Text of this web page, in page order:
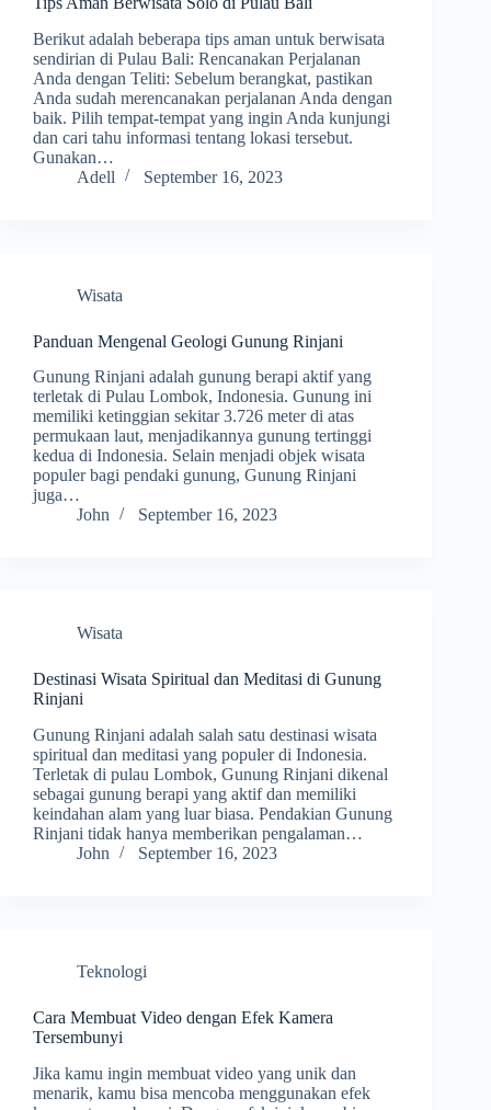
Berikut adalah beberapa tips aman untuk berwisata
sendirian di Pulau Bali: Rencanakan Perjalanan
Anda dengan Teliti: Sebelum berangkat, pastikan
Anda sudah merencanakan perjalanan Anda dengan
baik. Pilih tempat-tempat yang ingin Anda kunjungi
dan cari tahu informasi tentang lokasi tersebut.
Gunakan…
Adell
September 16, 2023
Wisata
Panduan Mengenal Geologi Gunung Rinjani
Gunung Rinjani adalah gunung berapi aktif yang
terletak di Pulau Lombok, Indonesia. Gunung ini
memiliki ketinggian sekitar 3.726 meter di atas
permukaan laut, menjadikannya gunung tertinggi
kedua di Indonesia. Selain menjadi objek wisata
populer bagi pendaki gunung, Gunung Rinjani
juga…
John
September 16, 2023
Wisata
Destinasi Wisata Spiritual dan Meditasi di Gunung
Rinjani
Gunung Rinjani adalah salah satu destinasi wisata
spiritual dan meditasi yang populer di Indonesia.
Terletak di pulau Lombok, Gunung Rinjani dikenal
sebagai gunung berapi yang aktif dan memiliki
keindahan alam yang luar biasa. Pendakian Gunung
Rinjani tidak hanya memberikan pengalaman…
John
September 16, 2023
Teknologi
Cara Membuat Video dengan Efek Kamera
Tersembunyi
Jika kamu ingin membuat video yang unik dan
menarik, kamu bisa mencoba menggunakan efek